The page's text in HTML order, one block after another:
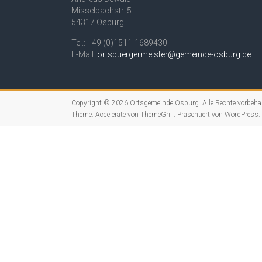
Misselbachstr. 5
54317 Osburg
Tel.: +49 (0)1511-1689430
E-Mail: ortsbuergermeister@gemeinde-osburg.de
Copyright © 2026 Ortsgemeinde Osburg. Alle Rechte
Theme: Accelerate von ThemeGrill. Präsentiert von WordPress.